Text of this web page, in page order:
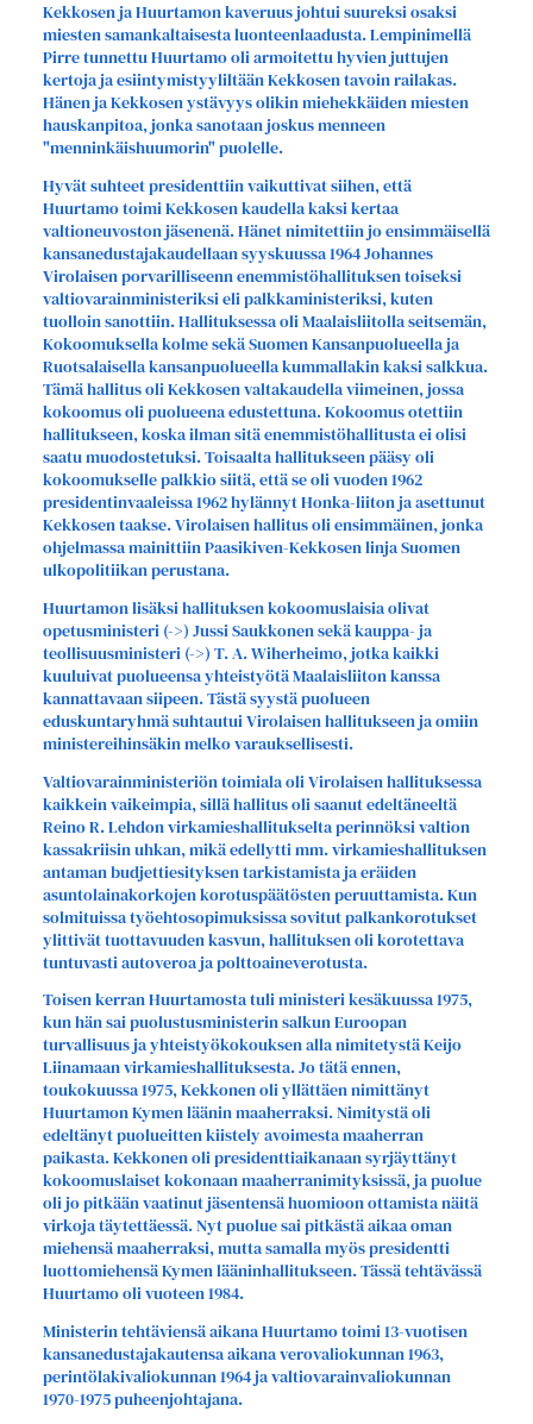
Kekkosen ja Huurtamon kaveruus johtui suureksi osaksi
miesten samankaltaisesta luonteenlaadusta. Lempinimellä
Pirre tunnettu Huurtamo oli armoitettu hyvien juttujen
kertoja ja esiintymistyyliltään Kekkosen tavoin railakas.
Hänen ja Kekkosen ystävyys olikin miehekkäiden miesten
hauskanpitoa, jonka sanotaan joskus menneen
"menninkäishuumorin" puolelle.
Hyvät suhteet presidenttiin vaikuttivat siihen, että
Huurtamo toimi Kekkosen kaudella kaksi kertaa
valtioneuvoston jäsenenä. Hänet nimitettiin jo ensimmäisellä
kansanedustajakaudellaan syyskuussa 1964 Johannes
Virolaisen porvarilliseenn enemmistöhallituksen toiseksi
valtiovarainministeriksi eli palkkaministeriksi, kuten
tuolloin sanottiin. Hallituksessa oli Maalaisliitolla seitsemän,
Kokoomuksella kolme sekä Suomen Kansanpuolueella ja
Ruotsalaisella kansanpuolueella kummallakin kaksi salkkua.
Tämä hallitus oli Kekkosen valtakaudella viimeinen, jossa
kokoomus oli puolueena edustettuna. Kokoomus otettiin
hallitukseen, koska ilman sitä enemmistöhallitusta ei olisi
saatu muodostetuksi. Toisaalta hallitukseen pääsy oli
kokoomukselle palkkio siitä, että se oli vuoden 1962
presidentinvaaleissa 1962 hylännyt Honka-liiton ja asettunut
Kekkosen taakse. Virolaisen hallitus oli ensimmäinen, jonka
ohjelmassa mainittiin Paasikiven-Kekkosen linja Suomen
ulkopolitiikan perustana.
Huurtamon lisäksi hallituksen kokoomuslaisia olivat
opetusministeri (->) Jussi Saukkonen sekä kauppa- ja
teollisuusministeri (->) T. A. Wiherheimo, jotka kaikki
kuuluivat puolueensa yhteistyötä Maalaisliiton kanssa
kannattavaan siipeen. Tästä syystä puolueen
eduskuntaryhmä suhtautui Virolaisen hallitukseen ja omiin
ministereihinsäkin melko varauksellisesti.
Valtiovarainministeriön toimiala oli Virolaisen hallituksessa
kaikkein vaikeimpia, sillä hallitus oli saanut edeltäneeltä
Reino R. Lehdon virkamieshallitukselta perinnöksi valtion
kassakriisin uhkan, mikä edellytti mm. virkamieshallituksen
antaman budjettiesityksen tarkistamista ja eräiden
asuntolainakorkojen korotuspäätösten peruuttamista. Kun
solmituissa työehtosopimuksissa sovitut palkankorotukset
ylittivät tuottavuuden kasvun, hallituksen oli korotettava
tuntuvasti autoveroa ja polttoaineverotusta.
Toisen kerran Huurtamosta tuli ministeri kesäkuussa 1975,
kun hän sai puolustusministerin salkun Euroopan
turvallisuus ja yhteistyökokouksen alla nimitetystä Keijo
Liinamaan virkamieshallituksesta. Jo tätä ennen,
toukokuussa 1975, Kekkonen oli yllättäen nimittänyt
Huurtamon Kymen läänin maaherraksi. Nimitystä oli
edeltänyt puolueitten kiistely avoimesta maaherran
paikasta. Kekkonen oli presidenttiaikanaan syrjäyttänyt
kokoomuslaiset kokonaan maaherranimityksissä, ja puolue
oli jo pitkään vaatinut jäsentensä huomioon ottamista näitä
virkoja täytettäessä. Nyt puolue sai pitkästä aikaa oman
miehensä maaherraksi, mutta samalla myös presidentti
luottomiehensä Kymen lääninhallitukseen. Tässä tehtävässä
Huurtamo oli vuoteen 1984.
Ministerin tehtäviensä aikana Huurtamo toimi 13-vuotisen
kansanedustajakautensa aikana verovaliokunnan 1963,
perintölakivaliokunnan 1964 ja valtiovarainvaliokunnan
1970-1975 puheenjohtajana.